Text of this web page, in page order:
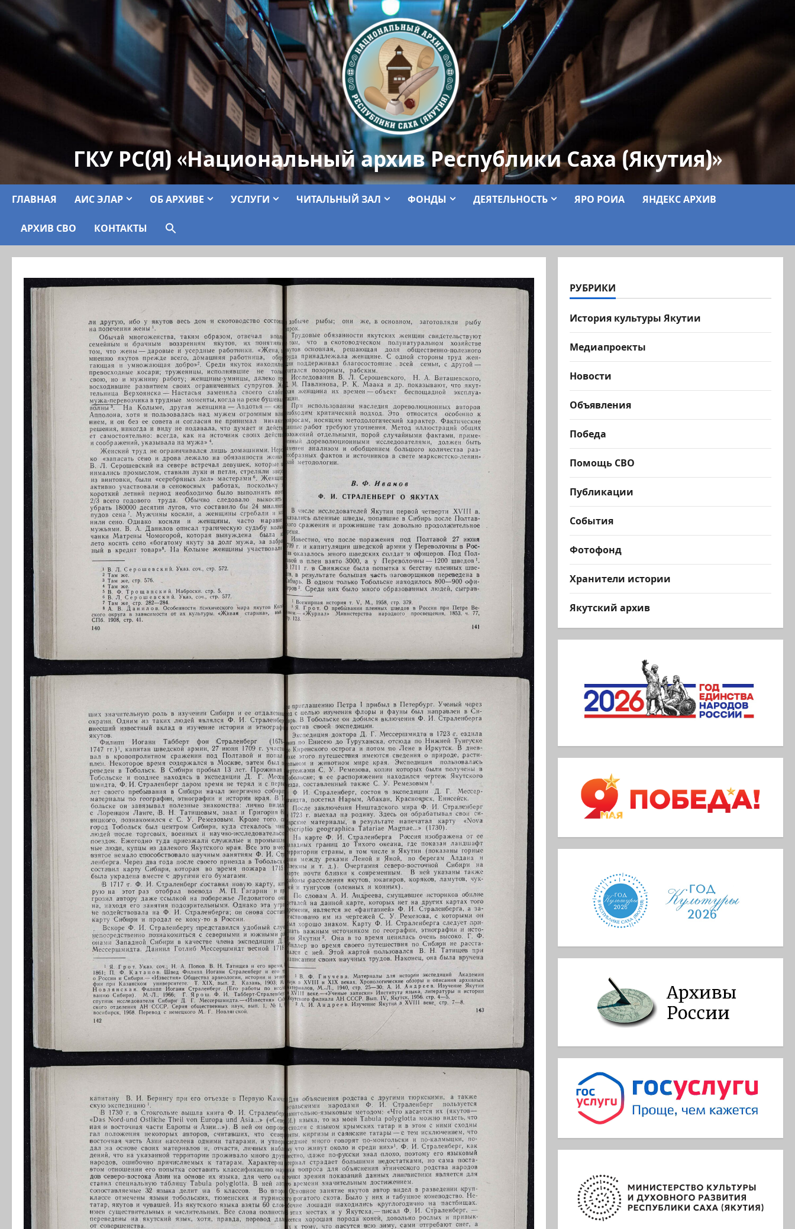
ГКУ РС(Я) «Национальный архив Республики Саха (Якутия)»
ГЛАВНАЯ АИС ЭЛАР ОБ АРХИВЕ УСЛУГИ ЧИТАЛЬНЫЙ ЗАЛ ФОНДЫ ДЕЯТЕЛЬНОСТЬ ЯРО РОИА ЯНДЕКС АРХИВ
АРХИВ СВО КОНТАКТЫ
РУБРИКИ
История культуры Якутии
Медиапроекты
Новости
Объявления
Победа
Помощь СВО
Публикации
События
Фотофонд
Хранители истории
Якутский архив